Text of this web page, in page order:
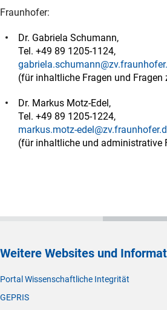
Fraunhofer:
Dr. Gabriela Schumann,
Tel. +49 89 1205-1124,
(für inhaltliche Fragen und Fragen
Dr. Markus Motz-Edel,
Tel. +49 89 1205-1224,
markus.motz-edel@zv.fraunhofer.d
(für inhaltliche und administrative
Weitere Websites und
Portal Wissenschaftliche Integrität
GEPRIS